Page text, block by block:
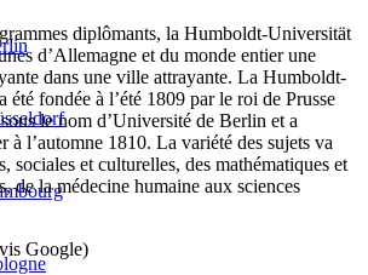
diplômants, la Humboldt-Universität
d’Allemagne et du monde entier une
dans une ville attrayante. La Humboldt-
fondée à l’été 1809 par le roi de Prusse
le nom d’Université de Berlin et a
à l’automne 1810. La variété des sujets va
sociales et culturelles, des mathématiques et
de la médecine humaine aux sciences
Google)